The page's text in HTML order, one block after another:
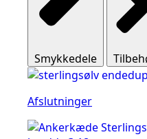
Smykkedele
Afslutninger